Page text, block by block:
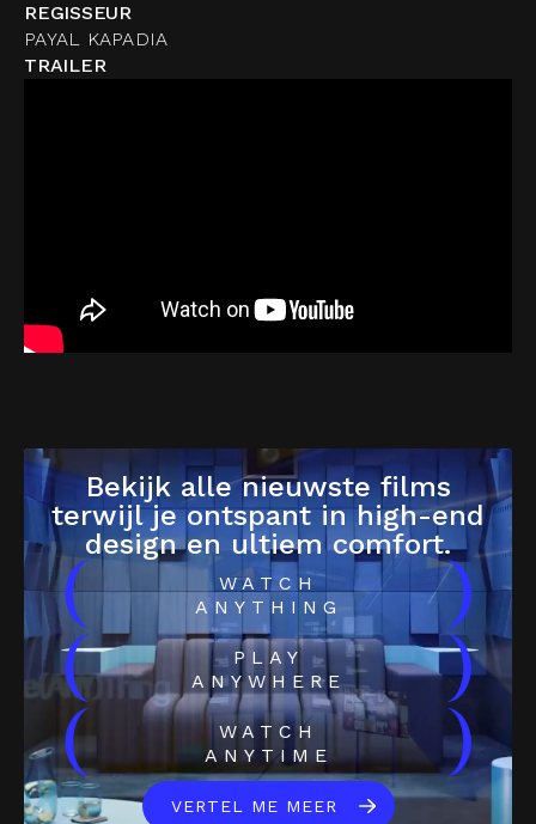
REGISSEUR
PAYAL KAPADIA
TRAILER
Bekijk alle nieuwste films
terwijl je ontspant in high-end
design en ultiem comfort.
(
WATCH
ANYTHING
)
(
PLAY
ANYWHERE
)
(
WATCH
ANYTIME
)
VERTEL ME MEER